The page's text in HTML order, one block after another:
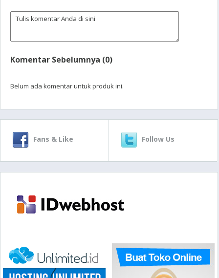
Komentar Sebelumnya (0)
Belum ada komentar untuk produk ini.
Fans & Like Follow Us